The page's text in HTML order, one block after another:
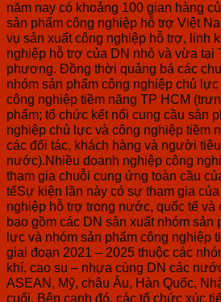
năm nay có khoảng 100 gian hàng
sản phẩm công nghiệp hỗ trợ Việt
vụ sản xuất công nghiệp hỗ trợ, linh
nghiệp hỗ trợ của DN nhỏ và vừa tại
phương. Đồng thời quảng bá các
nhóm sản phẩm công nghiệp chủ
công nghiệp tiềm năng TP HCM
phẩm; tổ chức kết nối cung cầu sản
nghiệp chủ lực và công nghiệp tiềm
các đối tác, khách hàng và người
nước).Nhiều doanh nghiệp công
tham gia chuỗi cung ứng toàn cầu
tếSự kiện lần này có sự tham gia
nghiệp hỗ trợ trong nước, quốc tế và
bao gồm các DN sản xuất nhóm sản
lực và nhóm sản phẩm công nghiệp
giai đoạn 2021 – 2025 thuộc các
khí, cao su – nhựa cùng DN các
ASEAN, Mỹ, châu Âu, Hàn Quốc,
cuối. Bên cạnh đó, các tổ chức xúc